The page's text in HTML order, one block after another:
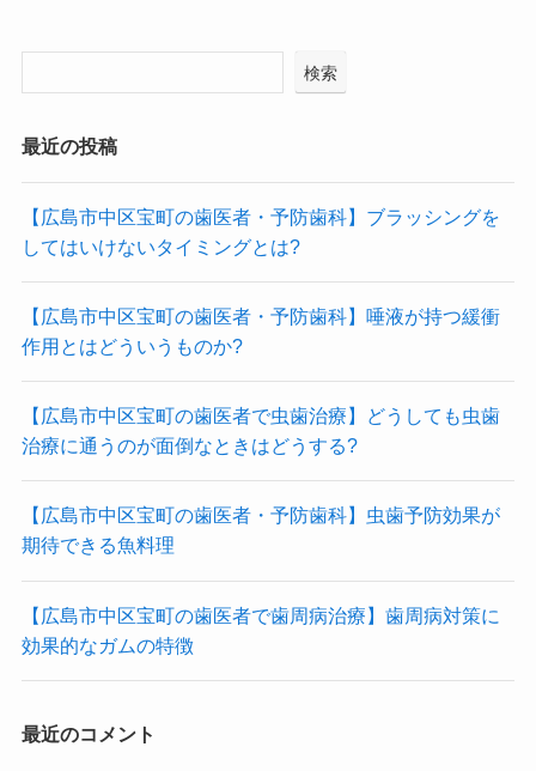
検索
最近の投稿
【広島市中区宝町の歯医者・予防歯科】ブラッシングを
してはいけないタイミングとは?
【広島市中区宝町の歯医者・予防歯科】唾液が持つ緩衝
作用とはどういうものか?
【広島市中区宝町の歯医者で虫歯治療】どうしても虫歯
治療に通うのが面倒なときはどうする?
【広島市中区宝町の歯医者・予防歯科】虫歯予防効果が
期待できる魚料理
【広島市中区宝町の歯医者で歯周病治療】歯周病対策に
効果的なガムの特徴
最近のコメント